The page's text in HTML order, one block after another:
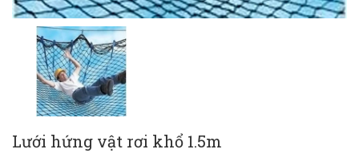
Lưới hứng vật rơi khổ 1.5m